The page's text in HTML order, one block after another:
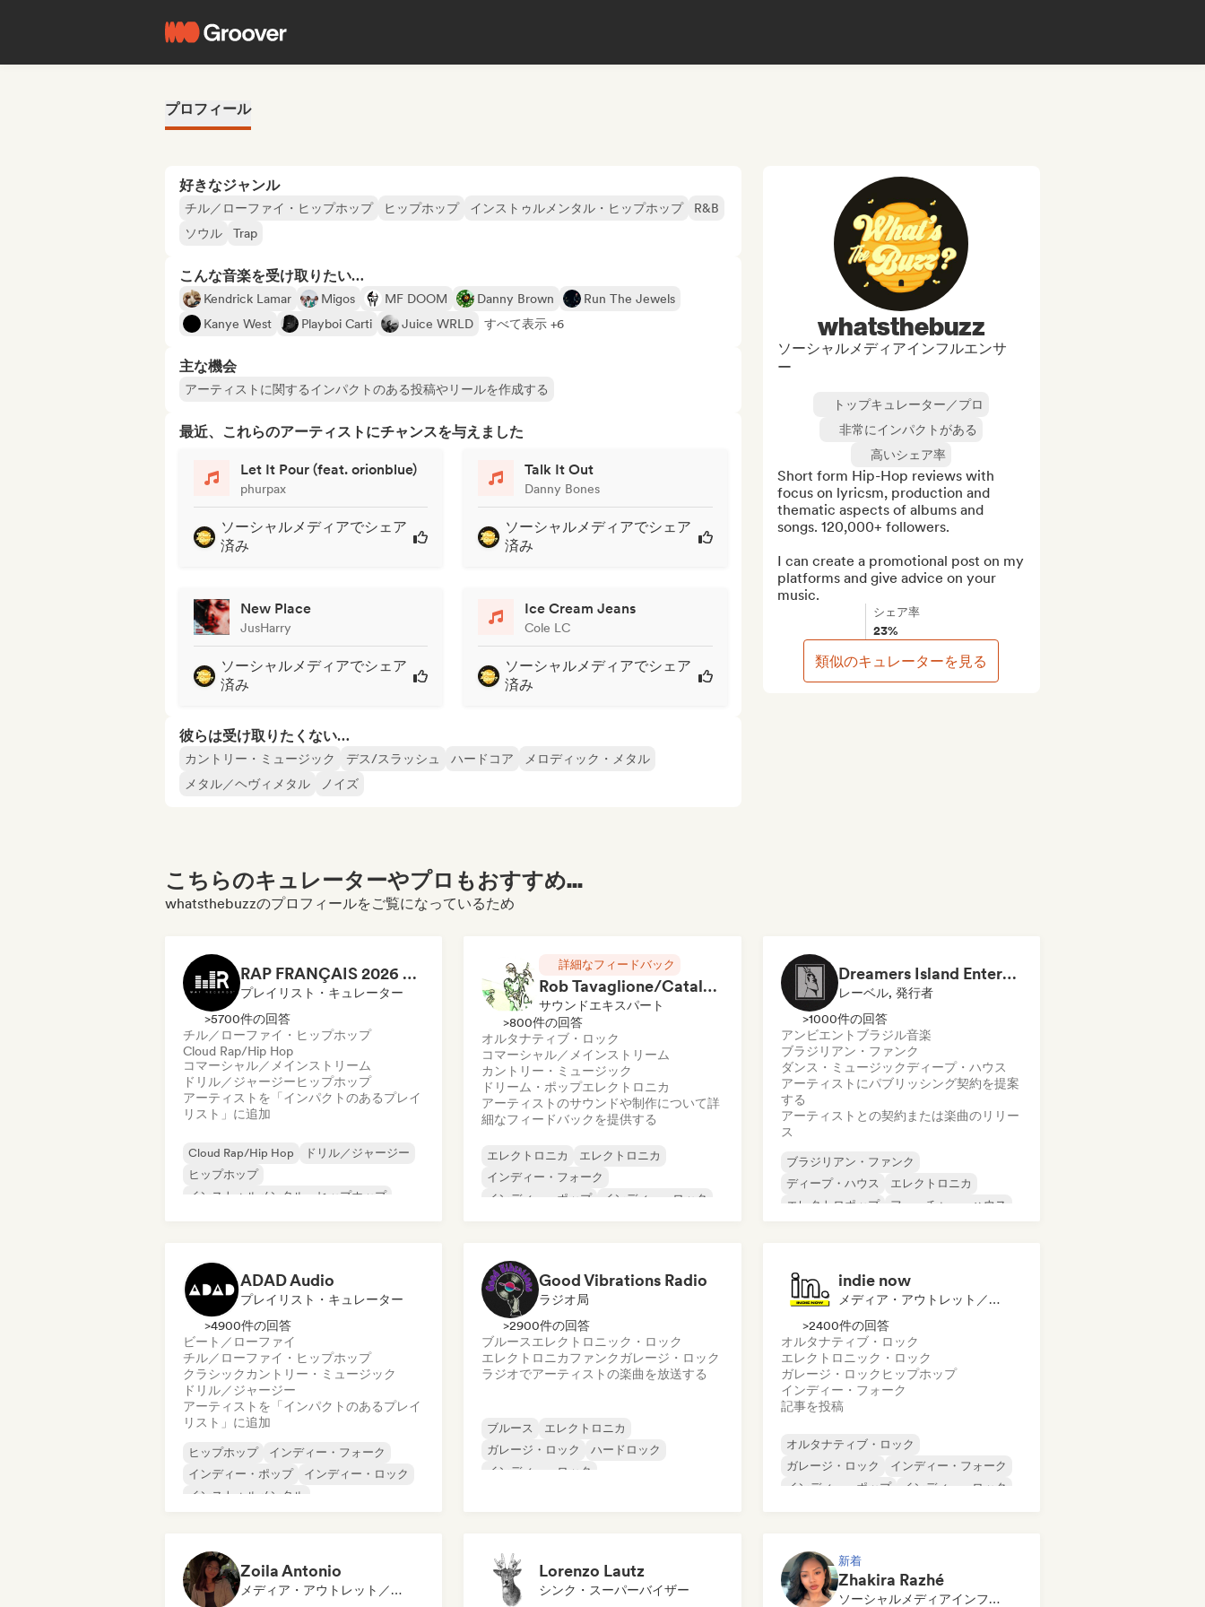
プロフィール
好きなジャンル
チル／ローファイ・ヒップホップ ヒップホップ インストゥルメンタル・ヒップホップ
R&B
ソウル
Trap
こんな音楽を受け取りたい…
Kendrick Lamar Migos MF DOOM Danny Brown
Run The Jewels
Kanye West
Playboi Carti Juice WRLD すべて表示 +6
主な機会
アーティストに関するインパクトのある投稿やリールを作成する
最近、これらのアーティストにチャンスを与えました
Let It Pour (feat. orionblue)
phurpax
ソーシャルメディアでシェア
済み
Talk It Out
Danny Bones
ソーシャルメディアでシェア
済み
New Place
JusHarry
ソーシャルメディアでシェア
済み
Ice Cream Jeans
Cole LC
ソーシャルメディアでシェア
済み
彼らは受け取りたくない…
カントリー・ミュージック デス/スラッシュ ハードコア
メロディック・メタル
メタル／ヘヴィメタル
ノイズ
whatsthebuzz
ソーシャルメディアインフルエンサ
ー
トップキュレーター／プロ
非常にインパクトがある
高いシェア率
Short form Hip-Hop reviews with
focus on lyricsm, production and
thematic aspects of albums and
songs. 120,000+ followers.
I can create a promotional post on my
platforms and give advice on your
music.
シェア率
23%
類似のキュレーターを見る
こちらのキュレーターやプロもおすすめ...
whatsthebuzzのプロフィールをご覧になっているため
RAP FRANÇAIS 2026 🔥🇫🇷 (Way Records)
プレイリスト・キュレーター
>5700件の回答
チル／ローファイ・ヒップホップ
Cloud Rap/Hip Hop
コマーシャル／メインストリーム
ドリル／ジャージーヒップホップ
アーティストを「インパクトのあるプレイ
リスト」に追加
Cloud Rap/Hip Hop
ドリル／ジャージー
ヒップホップ
インストゥルメンタル・ヒップホップ
チル／ローファイ・ヒップホップ
詳細なフィードバック
Rob Tavaglione/Catalyst Recording
サウンドエキスパート
>800件の回答
オルタナティブ・ロック
コマーシャル／メインストリーム
カントリー・ミュージック
ドリーム・ポップエレクトロニカ
アーティストのサウンドや制作について詳
細なフィードバックを提供する
エレクトロニカ
エレクトロニカ
インディー・フォーク
インディー・ポップ
インディー・ロック
ック
Dreamers Island Entertainment
レーベル, 発行者
>1000件の回答
アンビエント ブラジル音楽
ブラジリアン・ファンク
ダンス・ミュージックディープ・ハウス
アーティストにパブリッシング契約を提案
する
アーティストとの契約または楽曲のリリー
ス
ブラジリアン・ファンク
ディープ・ハウス
エレクトロニカ
エレクトロポップ
フューチャー・ハウス
ADAD Audio
プレイリスト・キュレーター
>4900件の回答
ビート／ローファイ
チル／ローファイ・ヒップホップ
クラシック カントリー・ミュージック
ドリル／ジャージー
アーティストを「インパクトのあるプレイ
リスト」に追加
ヒップホップ
インディー・フォーク
インディー・ポップ
インディー・ロック
インストゥルメンタル
Good Vibrations Radio
ラジオ局
>2900件の回答
ブルースエレクトロニック・ロック
エレクトロニカファンクガレージ・ロック
ラジオでアーティストの楽曲を放送する
ブルース
エレクトロニカ
ガレージ・ロック
ハードロック
インディー・ロック
ック
indie now
メディア・アウトレット／ジャーナリスト
>2400件の回答
オルタナティブ・ロック
エレクトロニック・ロック
ガレージ・ロック ヒップホップ
インディー・フォーク
記事を投稿
オルタナティブ・ロック
ガレージ・ロック
インディー・フォーク
インディー・ポップ
インディー・ロック
Zoila Antonio
メディア・アウトレット／ジャーナリスト
Lorenzo Lautz
シンク・スーパーバイザー
新着
Zhakira Razhé
ソーシャルメディアインフルエンサー